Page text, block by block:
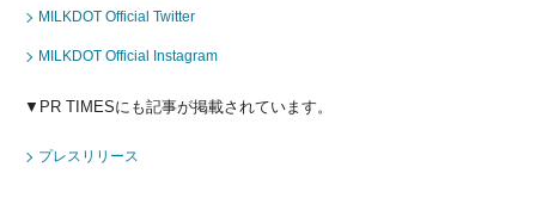
MILKDOT Official Twitter
MILKDOT Official Instagram
▼PR TIMESにも記事が掲載されています。
プレスリリース